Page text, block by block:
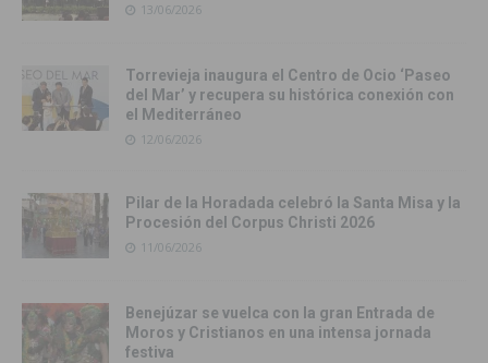
13/06/2026
Torrevieja inaugura el Centro de Ocio ‘Paseo
del Mar’ y recupera su histórica conexión con
el Mediterráneo
12/06/2026
Pilar de la Horadada celebró la Santa Misa y la
Procesión del Corpus Christi 2026
11/06/2026
Benejúzar se vuelca con la gran Entrada de
Moros y Cristianos en una intensa jornada
festiva